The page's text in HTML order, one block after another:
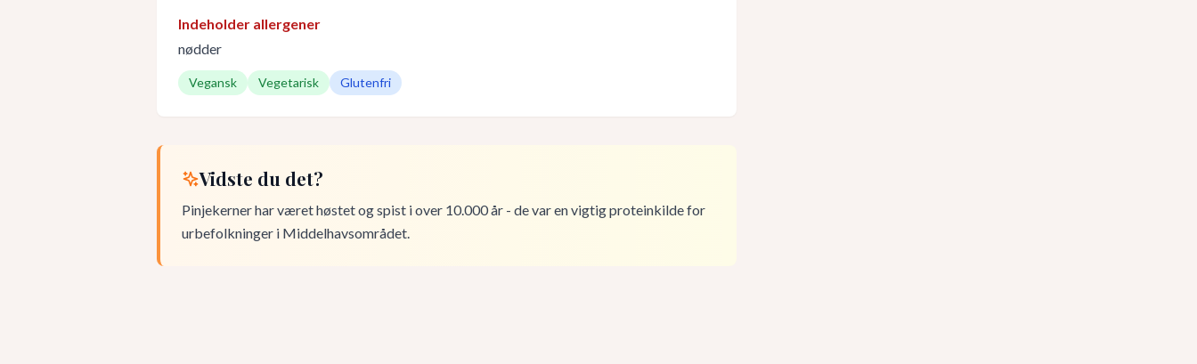
Indeholder allergener
nødder
Vegansk Vegetarisk Glutenfri
Vidste du det?
Pinjekerner har været høstet og spist i over 10.000 år - de var en vigtig proteinkilde for
urbefolkninger i Middelhavsområdet.